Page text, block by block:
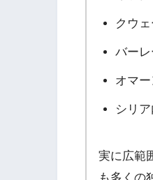
クウ
バー
オマ
シリ
実に広範